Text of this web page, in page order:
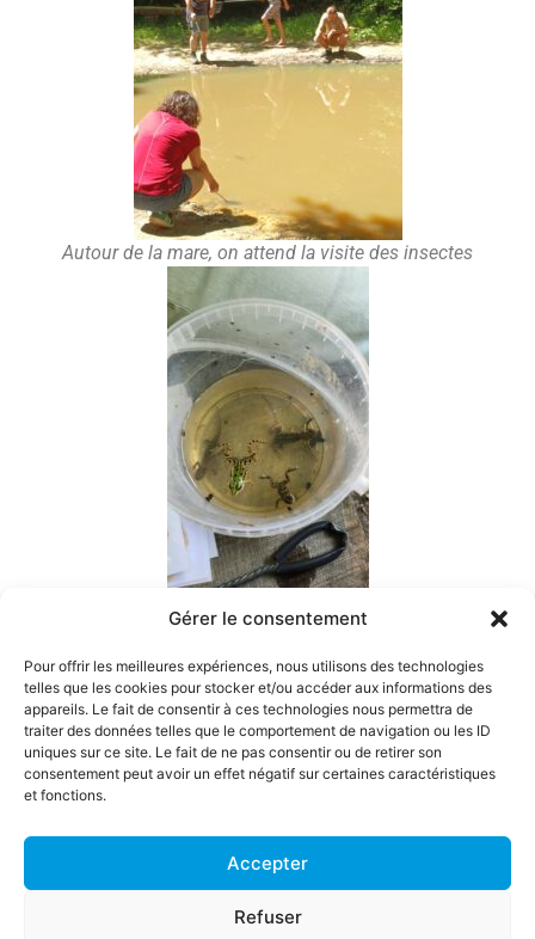
Gérer le consentement
Pour offrir les meilleures expériences, nous utilisons des technologies
telles que les cookies pour stocker et/ou accéder aux informations des
appareils. Le fait de consentir à ces technologies nous permettra de
traiter des données telles que le comportement de navigation ou les ID
uniques sur ce site. Le fait de ne pas consentir ou de retirer son
consentement peut avoir un effet négatif sur certaines caractéristiques
et fonctions.
Accepter
Refuser
Autour de la mare, on attend la visite des insectes
dans la mare !
Nous espérons que l’année 2025-2026 sera au moins aussi
riche que cette année.
Restez informés en visitant régulièrement notre site !
Contact